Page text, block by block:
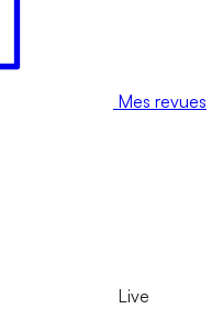
Mes revues
Live